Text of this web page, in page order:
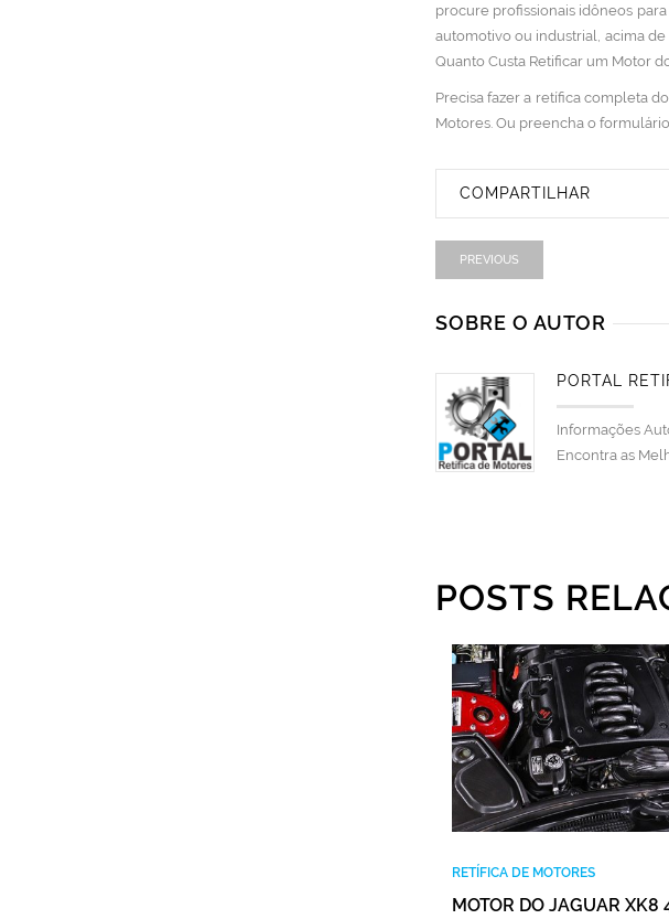
procure profissionais idôneos
automotivo ou industrial, acima
Quanto Custa Retificar um Motor
Precisa fazer a retífica completa
Motores. Ou preencha o
COMPARTILHAR
PREVIOUS
SOBRE O AUTOR
PORTAL
Informações
Encontra as
POSTS
RETÍFICA DE MOTORES
MOTOR DO JAGUAR XK8